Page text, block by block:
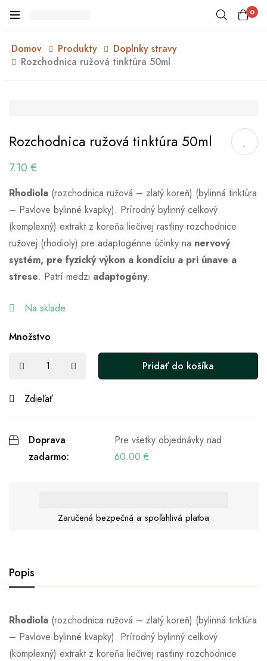
0
Domov Produkty
Doplnky stravy
Rozchodnica ružová tinktúra 50ml
Rozchodnica ružová tinktúra 50ml
7.10 €
Rhodiola (rozchodnica ružová – zlatý koreň) (bylinná tinktúra
– Pavlove bylinné kvapky). Prírodný bylinný celkový
(komplexný) extrakt z koreňa liečivej rastliny rozchodnice
ružovej (rhodioly) pre adaptogénne účinky na nervový
systém, pre fyzický výkon a kondíciu a pri únave a
strese. Patrí medzi adaptogény.
Na sklade
Množstvo
Pridať do košíka
Zdieľať
Doprava
zadarmo:
Pre všetky objednávky nad
60.00 €
Zaručená bezpečná a spoľahlivá platba
Popis
Rhodiola (rozchodnica ružová – zlatý koreň) (bylinná tinktúra
– Pavlove bylinné kvapky). Prírodný bylinný celkový
(komplexný) extrakt z koreňa liečivej rastliny rozchodnice